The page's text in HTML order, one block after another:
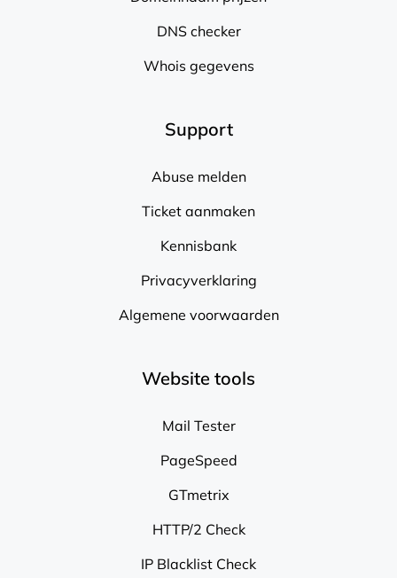
DNS checker
Whois gegevens
Support
Abuse melden
Ticket aanmaken
Kennisbank
Privacyverklaring
Algemene voorwaarden
Website tools
Mail Tester
PageSpeed
GTmetrix
HTTP/2 Check
IP Blacklist Check